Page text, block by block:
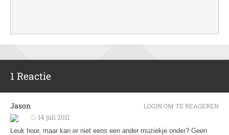
1 Reactie
Jason
14 juli 2011
Leuk hoor, maar kan er niet eens een ander muziekje onder? Geen
LOGIN OM TE REAGEREN